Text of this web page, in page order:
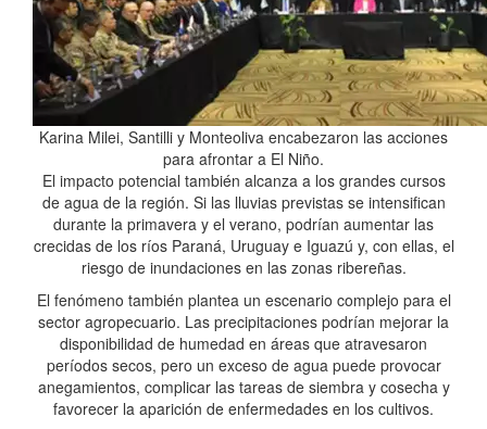
Karina Milei, Santilli y Monteoliva encabezaron las acciones
para afrontar a El Niño.
El impacto potencial también alcanza a los grandes cursos
de agua de la región. Si las lluvias previstas se intensifican
durante la primavera y el verano, podrían aumentar las
crecidas de los ríos Paraná, Uruguay e Iguazú y, con ellas, el
riesgo de inundaciones en las zonas ribereñas.
El fenómeno también plantea un escenario complejo para el
sector agropecuario. Las precipitaciones podrían mejorar la
disponibilidad de humedad en áreas que atravesaron
períodos secos, pero un exceso de agua puede provocar
anegamientos, complicar las tareas de siembra y cosecha y
favorecer la aparición de enfermedades en los cultivos.